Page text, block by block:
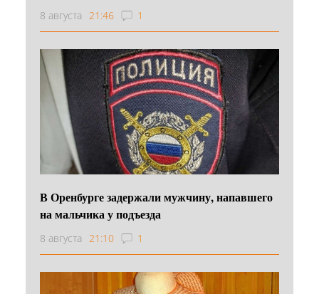
8 августа 21:46 1
В Оренбурге задержали мужчину, напавшего
на мальчика у подъезда
8 августа 21:10 1